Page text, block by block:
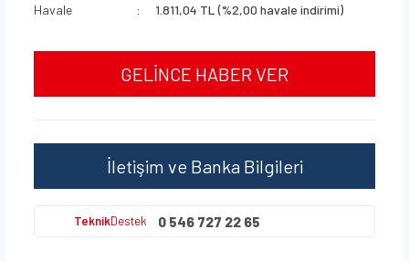
Havale
1.811,04 TL (%2,00 havale indirimi)
GELİNCE HABER VER
İletişim ve Banka Bilgileri
TeknikDestek 0 546 727 22 65